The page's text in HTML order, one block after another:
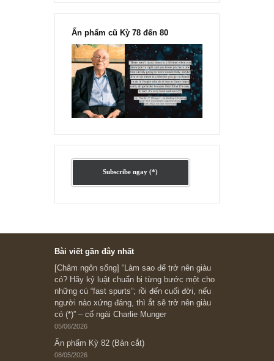
“Đừng sợ mua cổ phiếu dài hạn
chỉ vì chiến tranh”, ngài Philip
Fisher
Ấn phẩm lẻ Kỳ 81 đến 83
Ấn phẩm cũ Kỳ 78 đến 80